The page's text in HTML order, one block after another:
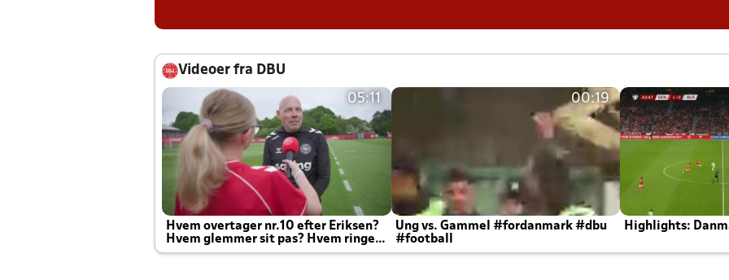
Videoer fra DBU
05:11
Hvem overtager nr.10 efter Eriksen?
Hvem glemmer sit pas? Hvem ringer
Joachim altid til efter kampe?
00:19
Ung vs. Gammel #fordanmark #dbu
#football
Highlights: